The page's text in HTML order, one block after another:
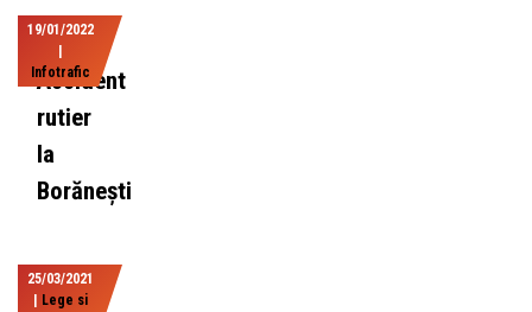
19/01/2022
Infotrafic
Accident
rutier
la
Borănești
25/03/2021
Lege si